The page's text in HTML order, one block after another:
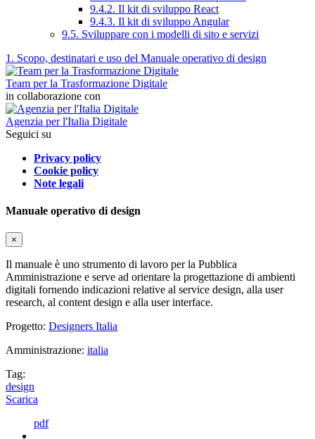
9.4.2. Il kit di sviluppo React
9.4.3. Il kit di sviluppo Angular
9.5. Sviluppare con i modelli di sito e servizi
1. Scopo, destinatari e uso del Manuale operativo di design
Team per la Trasformazione Digitale
in collaborazione con
Agenzia per l'Italia Digitale
Seguici su
Privacy policy
Cookie policy
Note legali
Manuale operativo di design
×
Il manuale è uno strumento di lavoro per la Pubblica
Amministrazione e serve ad orientare la progettazione di ambienti
digitali fornendo indicazioni relative al service design, alla user
research, al content design e alla user interface.
Progetto: Designers Italia
Amministrazione: italia
Tag:
design
Scarica
pdf